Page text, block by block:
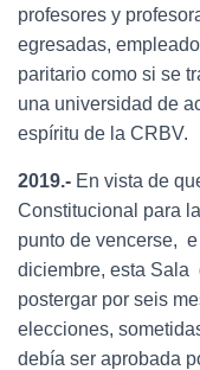
profesores y
egresadas,
paritario como si se
una universidad de
espíritu de la CRBV.
2019.- En vista de
Constitucional para
punto de vencerse,
diciembre, esta Sala
postergar por seis
elecciones,
debía ser aprobada